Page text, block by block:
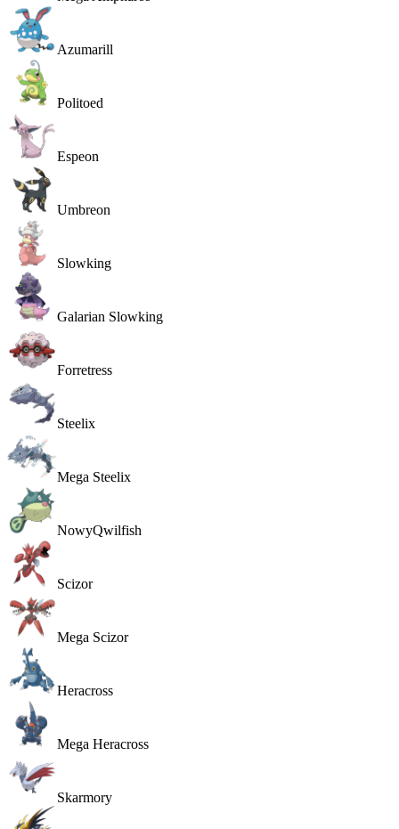
Azumarill
Politoed
Espeon
Umbreon
Slowking
Galarian Slowking
Forretress
Steelix
Mega Steelix
NowyQwilfish
Scizor
Mega Scizor
Heracross
Mega Heracross
Skarmory